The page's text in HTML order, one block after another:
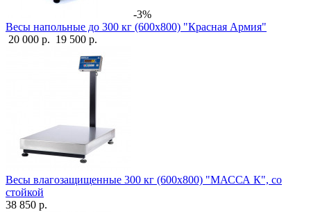
-3%
Весы напольные до 300 кг (600х800) "Красная Армия"
20 000 р. 19 500 р.
Весы влагозащищенные 300 кг (600х800) "МАССА К", со
стойкой
38 850 р.